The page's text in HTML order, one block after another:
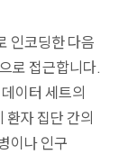
인코딩한 다음
로 접근합니다.
이터 세트의
환자 집단 간의
이나 인구